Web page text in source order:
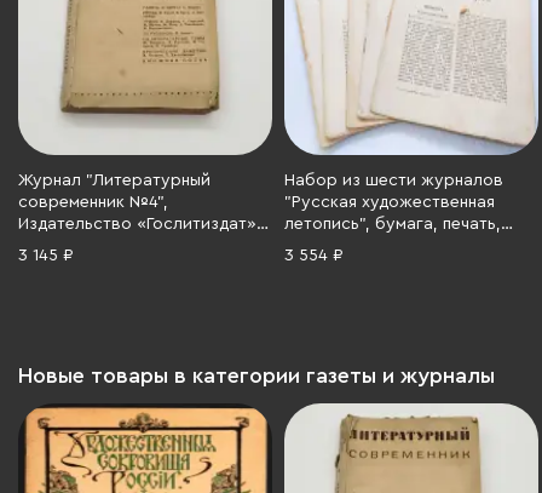
Журнал "Литературный
современник №4",
Издательство «Гослитиздат»,
бумага, печать, СССР, 1937 г.
3 145 ₽
Набор из шести журналов
"Русская художественная
летопись", бумага, печать,
Российская империя, 1912 г.
3 554 ₽
Новые товары в категории газеты и журналы